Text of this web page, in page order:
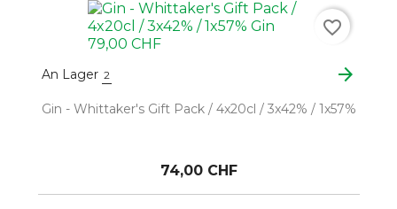
An Lager 2 arrow_forward
Gin - Whittaker's Gift Pack / 4x20cl / 3x42% / 1x57%
74,00 CHF
favorite_border